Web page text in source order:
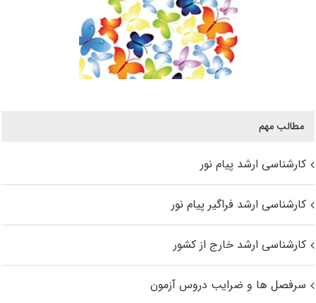
مطالب مهم
کارشناسی ارشد پیام نور
کارشناسی ارشد فراگیر پیام نور
کارشناسی ارشد خارج از کشور
سرفصل ها و ضرایب دروس آزمون